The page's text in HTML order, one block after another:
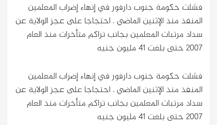
فشلت حكومة جنوب دارفور في إنهاء إضراب المعلمين
المنفذ منذ الإثنين الماضي ، احتجاجا على عجز الولاية عن
سداد مرتبات المعلمين بجانب تراكم متأخرات منذ العام
2007 حتى بلغت 41 مليون جنيه
فشلت حكومة جنوب دارفور في إنهاء إضراب المعلمين
المنفذ منذ الإثنين الماضي ، احتجاجا على عجز الولاية عن
سداد مرتبات المعلمين بجانب تراكم متأخرات منذ العام
2007 حتى بلغت 41 مليون جنيه